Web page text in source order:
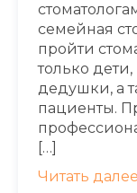
семейная
пройти
только
дедушки, а
пациенты.
[…]
Читать